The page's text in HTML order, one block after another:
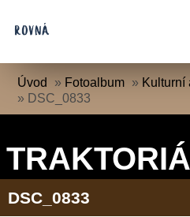
Úvod » Fotoalbum » Kulturní
» DSC_0833
DSC_0833